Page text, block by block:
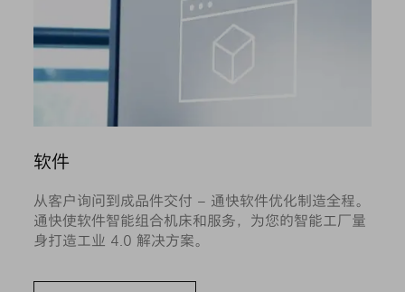
软件
从客户询问到成品件交付 – 通快软件优化制造全程。
通快使软件智能组合机床和服务，为您的智能工厂量
身打造工业 4.0 解决方案。